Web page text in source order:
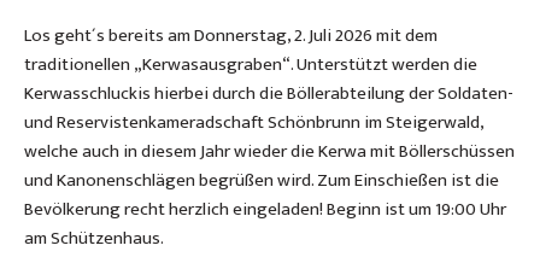
Los geht´s bereits am Donnerstag, 2. Juli 2026 mit dem
traditionellen „Kerwasausgraben“. Unterstützt werden die
Kerwasschluckis hierbei durch die Böllerabteilung der Soldaten-
und Reservistenkameradschaft Schönbrunn im Steigerwald,
welche auch in diesem Jahr wieder die Kerwa mit Böllerschüssen
und Kanonenschlägen begrüßen wird. Zum Einschießen ist die
Bevölkerung recht herzlich eingeladen! Beginn ist um 19:00 Uhr
am Schützenhaus.